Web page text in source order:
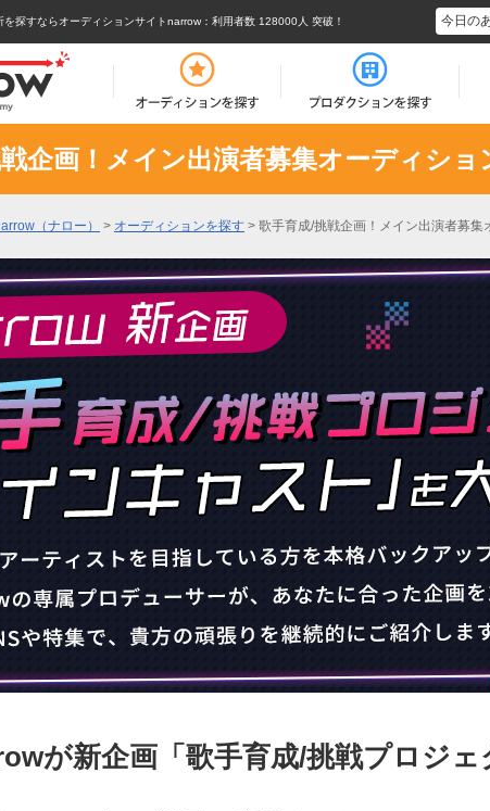
を探すならオーディションサイトnarrow ：利用者数 128000人 突破！ 今日の
企画！メイン出演者募集オーディショ
（ナロー） > オーディションを探す > 歌手育成/挑戦企画！メイン出演者募集
が新企画「歌手育成/挑戦プロジ